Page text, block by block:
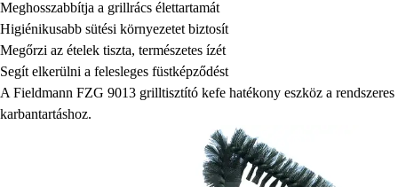
Meghosszabbítja a grillrács élettartamát
Higiénikusabb sütési környezetet biztosít
Megőrzi az ételek tiszta, természetes ízét
Segít elkerülni a felesleges füstképződést
A Fieldmann FZG 9013 grilltisztító kefe hatékony eszköz a rendszeres
karbantartáshoz.